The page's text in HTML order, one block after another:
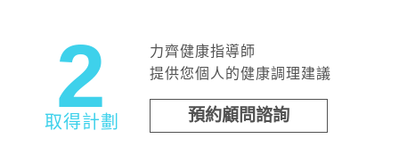
2
取得計劃
力齊健康指導師
提供您個人的健康調理建議
預約顧問諮詢